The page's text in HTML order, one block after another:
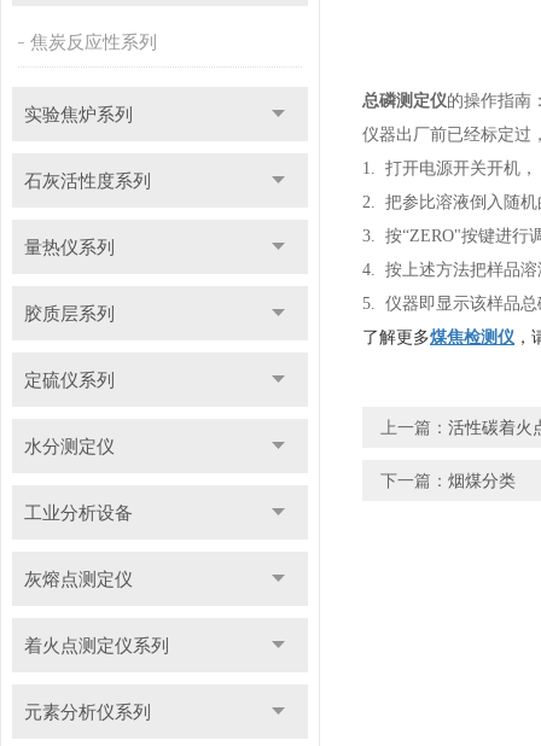
焦炭反应性系列
实验焦炉系列
石灰活性度系列
量热仪系列
胶质层系列
定硫仪系列
水分测定仪
工业分析设备
灰熔点测定仪
着火点测定仪系列
元素分析仪系列
总磷测定仪的操作指南
仪器出厂前已经标定过
1. 打开电源开关开机，
2. 把参比溶液倒入随机
3. 按“ZERO"按键进行
4. 按上述方法把样品
5. 仪器即显示该样品总
了解更多煤焦检测仪 ，
上一篇： 活性碳着火
下一篇： 烟煤分类